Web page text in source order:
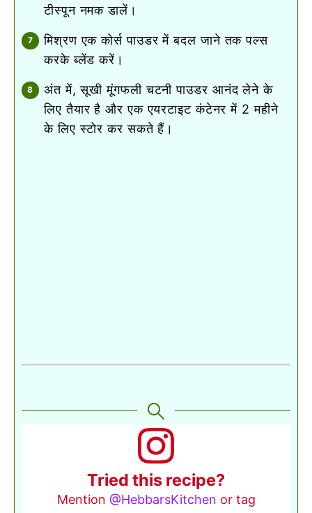
टीस्पून नमक डालें।
मिश्रण एक कोर्स पाउडर में बदल जाने तक पल्स
करके ब्लेंड करें।
अंत में, सूखी मूंगफली चटनी पाउडर आनंद लेने के
लिए तैयार है और एक एयरटाइट कंटेनर में 2 महीने
के लिए स्टोर कर सकते हैं।
Tried this recipe?
Mention @HebbarsKitchen or tag